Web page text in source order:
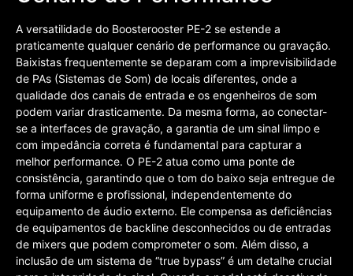
A versatilidade do Boosterooster PE-2 se estende a
praticamente qualquer cenário de performance ou gravação.
Baixistas frequentemente se deparam com a imprevisibilidade
de PAs (Sistemas de Som) de locais diferentes, onde a
qualidade dos canais de entrada e os engenheiros de som
podem variar drasticamente. Da mesma forma, ao conectar-
se a interfaces de gravação, a garantia de um sinal limpo e
com impedância correta é fundamental para capturar a
melhor performance. O PE-2 atua como uma ponte de
consistência, garantindo que o tom do baixo seja entregue de
forma uniforme e profissional, independentemente do
equipamento de áudio externo. Ele compensa as deficiências
de equipamentos de backline desconhecidos ou de entradas
de mixers que podem comprometer o som. Além disso, a
inclusão de um sistema de “true bypass” é um detalhe crucial